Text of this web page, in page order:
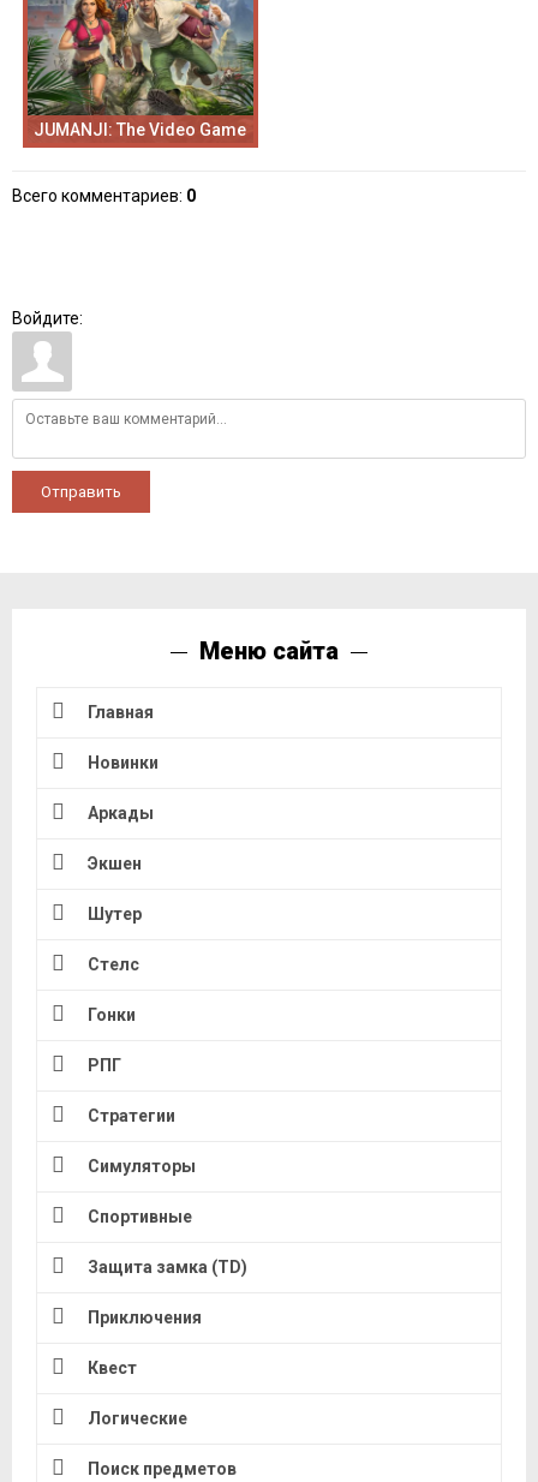
JUMANJI: The Video Game
Всего комментариев: 0
Войдите:
Отправить
Меню сайта
Главная
Новинки
Аркады
Экшен
Шутер
Стелс
Гонки
РПГ
Стратегии
Симуляторы
Спортивные
Защита замка (TD)
Приключения
Квест
Логические
Поиск предметов